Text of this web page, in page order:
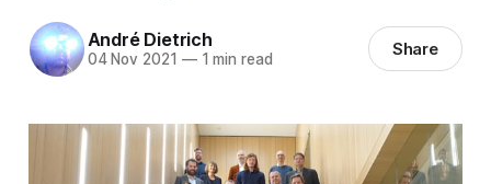
André Dietrich
04 Nov 2021 —1 min read Share